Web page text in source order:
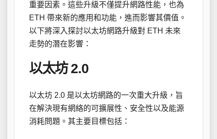
重要因素。這些升級不僅提升網路性能，也為
ETH 帶來新的應用和功能，進而影響其價值。
以下將深入探討以太坊網路升級對 ETH 未來
走勢的潛在影響：
以太坊 2.0
以太坊 2.0 是以太坊網路的一次重大升級，旨
在解決現有網絡的可擴展性、安全性以及能源
消耗問題。其主要目標包括：